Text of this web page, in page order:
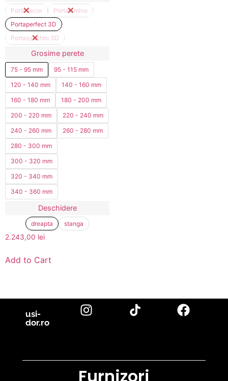
Portadecor
Portalamino
Portaperfect 3D
Portasynchro 3D
Grosime perete
75 - 95 mm
95 - 115 mm
120 - 140 mm
140 - 160 mm
160 - 180 mm
180 - 200 mm
200 - 220 mm
220 - 240 mm
240 - 260 mm
260 - 280 mm
280 - 300 mm
300 - 320 mm
320 - 340 mm
340 - 360 mm
Deschidere
dreapta stanga
2.243,00 lei
Add to Cart
usi-
dor.ro
Furnizori